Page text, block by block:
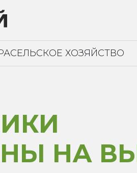
СЕЛЬСКОЕ ХОЗЯЙСТВО
НА